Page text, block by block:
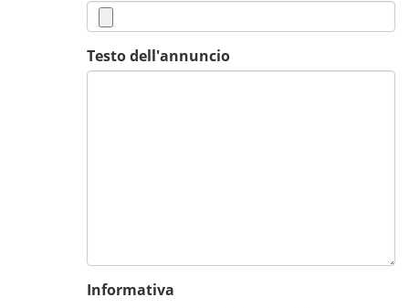
Testo dell'annuncio
Informativa